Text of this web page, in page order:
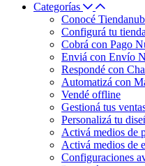
Categorías
Conocé
Configurá tu tienda
Cobrá con Pago
Enviá con Envío
Respondé con
Automatizá con
Vendé offline
Gestioná tus
Personalizá tu
Activá medios de
Activá medios de
Configuraciones